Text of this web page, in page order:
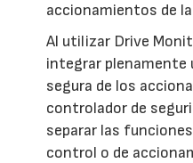
accionamientos de
Al utilizar Drive
integrar plenamente
segura de los
controlador de
separar las
control o de